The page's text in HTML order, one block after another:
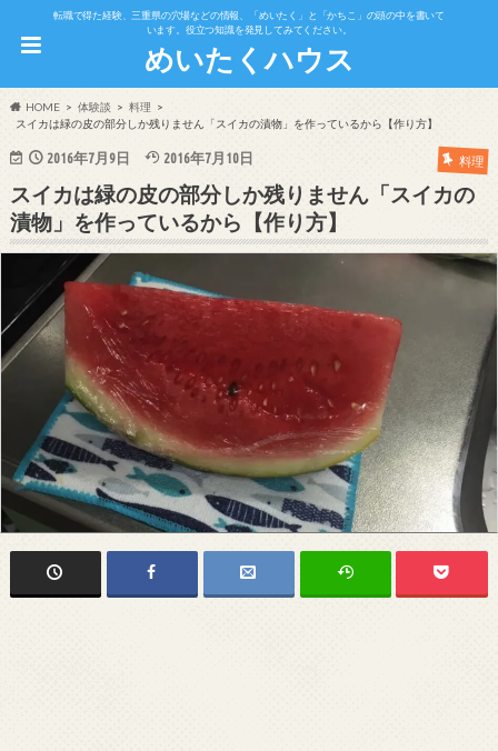
転職で得た経験、三重県の穴場などの情報、「めいたく」と「かちこ」の頭の中を書いて
います。役立つ知識を発見してみてください。
めいたくハウス
HOME 体験談
料理
スイカは緑の皮の部分しか残りません「スイカの漬物」を作っているから【作り方】
2016年7月9日 2016年7月10日 料理
スイカは緑の皮の部分しか残りません「スイカの
漬物」を作っているから【作り方】